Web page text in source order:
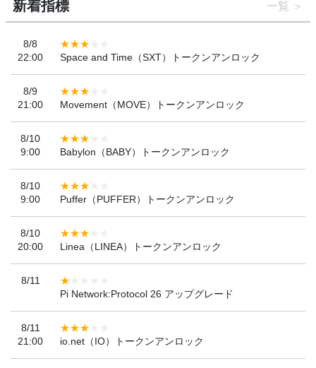
新着指標 一覧
8/8
22:00
Space and Time（SXT）トークンアンロック
8/9
21:00
Movement（MOVE）トークンアンロック
8/10
9:00
Babylon（BABY）トークンアンロック
8/10
9:00
Puffer（PUFFER）トークンアンロック
8/10
20:00
Linea（LINEA）トークンアンロック
8/11
Pi Network:Protocol 26 アップグレード
8/11
21:00
io.net（IO）トークンアンロック